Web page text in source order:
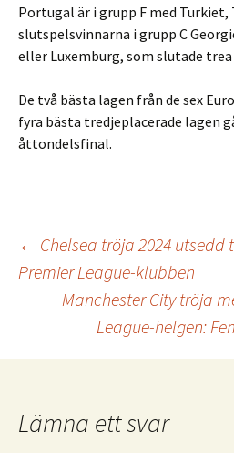
Portugal är i grupp F med Turkiet,
slutspelsvinnarna i grupp C
eller Luxemburg, som slutade
De två bästa lagen från de sex
fyra bästa tredjeplacerade lagen
åttondelsfinal.
← Chelsea tröja 2024 utsedd
Premier League-klubben
Manchester City tröja
League-helgen:
Lämna ett svar